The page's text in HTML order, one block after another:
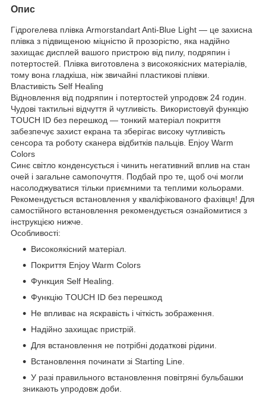
Опис
Гідрогелева плівка Armorstandart Anti-Blue Light — це захисна
плівка з підвищеною міцністю й прозорістю, яка надійно
захищає дисплей вашого пристрою від пилу, подряпин і
потертостей. Плівка виготовлена з високоякісних матеріалів,
тому вона гладкіша, ніж звичайні пластикові плівки.
Властивість Self Healing
Відновлення від подряпин і потертостей упродовж 24 годин.
Чудові тактильні відчуття й чутливість. Використовуй функцію
TOUCH ID без перешкод — тонкий матеріал покриття
забезпечує захист екрана та зберігає високу чутливість
сенсора та роботу сканера відбитків пальців. Enjoy Warm
Colors
Синє світло конденсується і чинить негативний вплив на стан
очей і загальне самопочуття. Подбай про те, щоб очі могли
насолоджуватися тільки приємними та теплими кольорами.
Рекомендується встановлення у кваліфікованого фахівця! Для
самостійного встановлення рекомендується ознайомитися з
інструкцією нижче.
Особливості:
Високоякісний матеріал.
Покриття Enjoy Warm Colors
Функция Self Healing.
Функцію TOUCH ID без перешкод
Не впливає на яскравість і чіткість зображення.
Надійно захищає пристрій.
Для встановлення не потрібні додаткові рідини.
Встановлення починати зі Starting Line.
У разі правильного встановлення повітряні бульбашки
зникають упродовж доби.